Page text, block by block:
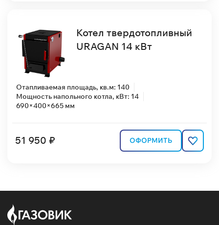
Котел твердотопливный
URAGAN 14 кВт
Отапливаемая площадь, кв.м: 140
Мощность напольного котла, кВт: 14
690×400×665 мм
51 950 ₽ ОФОРМИТЬ